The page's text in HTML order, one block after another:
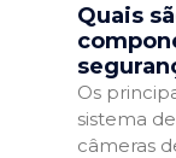
Quais
Os
sistema
câmeras